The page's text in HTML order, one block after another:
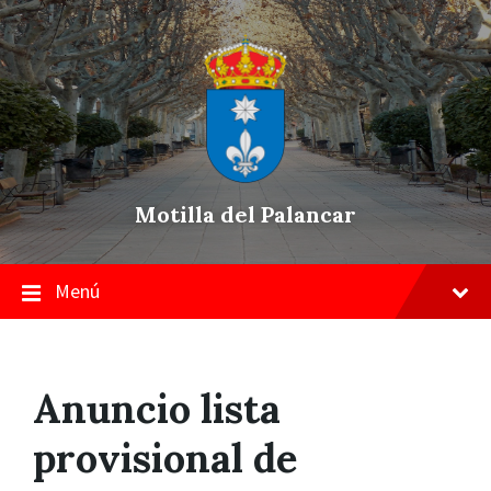
Skip
to
content
Saltar
a
la
navegación
principal
Saltar
a
pie
de
página
Motilla del Palancar
Menú
Anuncio lista
provisional de